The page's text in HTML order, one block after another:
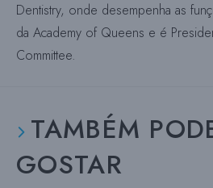
Dentistry, onde desempenha as
da Academy of Queens e é
Committee.
TAMBÉM
GOSTAR